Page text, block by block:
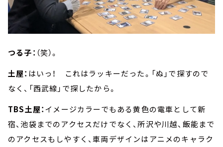
つる子： （笑）。
土屋： はいっ！ これはラッキーだった。「ぬ」で探すので
なく、「西武線」で探したから。
TBS土屋：イメージカラーでもある黄色の電車として新
宿、池袋までのアクセスだけでなく、所沢や川越、飯能まで
のアクセスもしやすく、車両デザインはアニメのキャラク